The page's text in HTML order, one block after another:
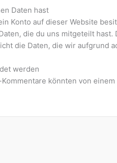
Daten hast
Konto auf dieser Website
die du uns mitgeteilt
die Daten, die wir aufgrund
werden
könnten von